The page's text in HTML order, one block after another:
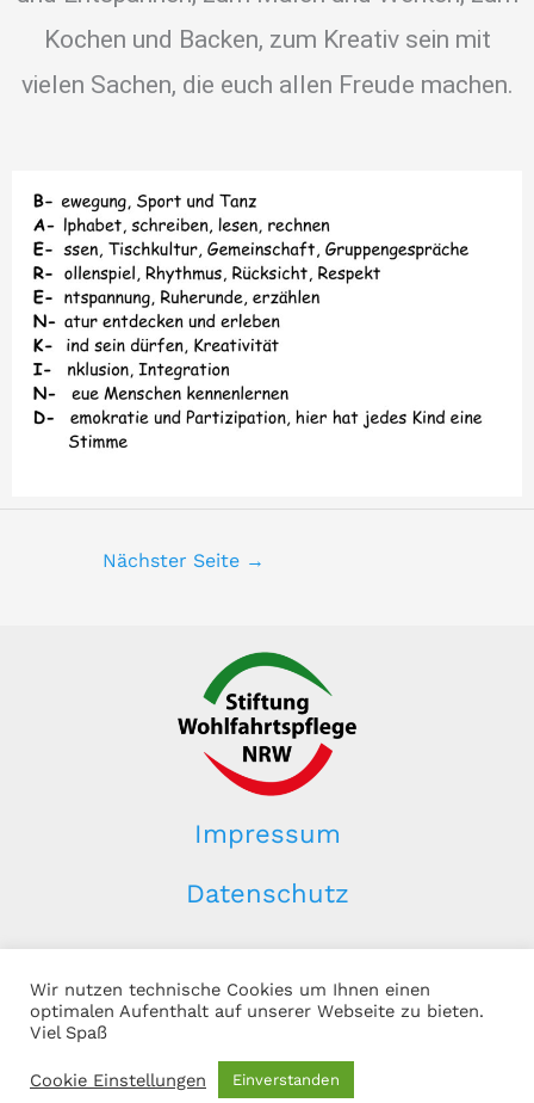
Kochen und Backen, zum Kreativ sein mit
vielen Sachen, die euch allen Freude machen.
Nächster Seite →
Impressum
Datenschutz
Ein Förderprojekt der Stiftung Wohlfahrtspflege NRW
Wir nutzen technische Cookies um Ihnen einen
optimalen Aufenthalt auf unserer Webseite zu bieten.
Viel Spaß
Cookie Einstellungen Einverstanden